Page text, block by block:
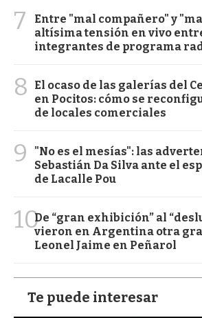
7
Entre "mal compañero" y
altísima tensión en vivo
integrantes de programa
8
El ocaso de las galerías del
en Pocitos: cómo se
de locales comerciales
9
"No es el mesías": las
Sebastián Da Silva ante el
de Lacalle Pou
10De “gran exhibición” al
vieron en Argentina otra
Leonel Jaime en Peñarol
Te puede interesar